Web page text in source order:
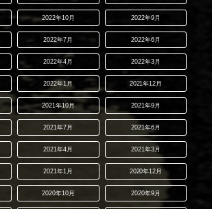
2022年10月 2022年9月
2022年7月 2022年6月
2022年4月 2022年3月
2022年1月 2021年12月
2021年10月 2021年9月
2021年7月 2021年6月
2021年4月 2021年3月
2021年1月 2020年12月
2020年10月 2020年9月